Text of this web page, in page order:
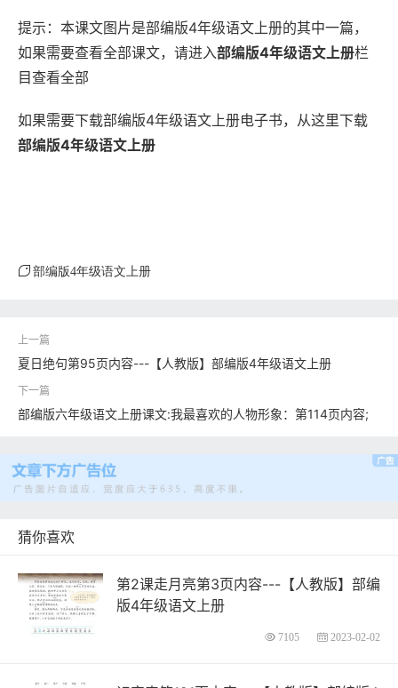
提示：本课文图片是部编版4年级语文上册的其中一篇，
如果需要查看全部课文，请进入部编版4年级语文上册栏
目查看全部
如果需要下载部编版4年级语文上册电子书，从这里下载
部编版4年级语文上册
部编版4年级语文上册
夏日绝句第95页内容---【人教版】部编版4年级语文上册
部编版六年级语文上册课文:我最喜欢的人物形象：第114页内容;
猜你喜欢
第2课走月亮第3页内容---【人教版】部编
版4年级语文上册
7105 2023-02-02